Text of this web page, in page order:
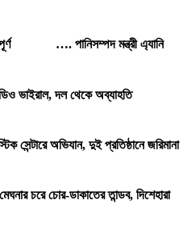
…. পানিসম্পদ মন্ত্রী এ্যানি
ভাইরাল, দল থেকে অব্যাহতি
সেন্টারে অভিযান, দুই প্রতিষ্ঠানে জরিমানা
চরে চোর-ডাকাতের তান্ডব, দিশেহারা